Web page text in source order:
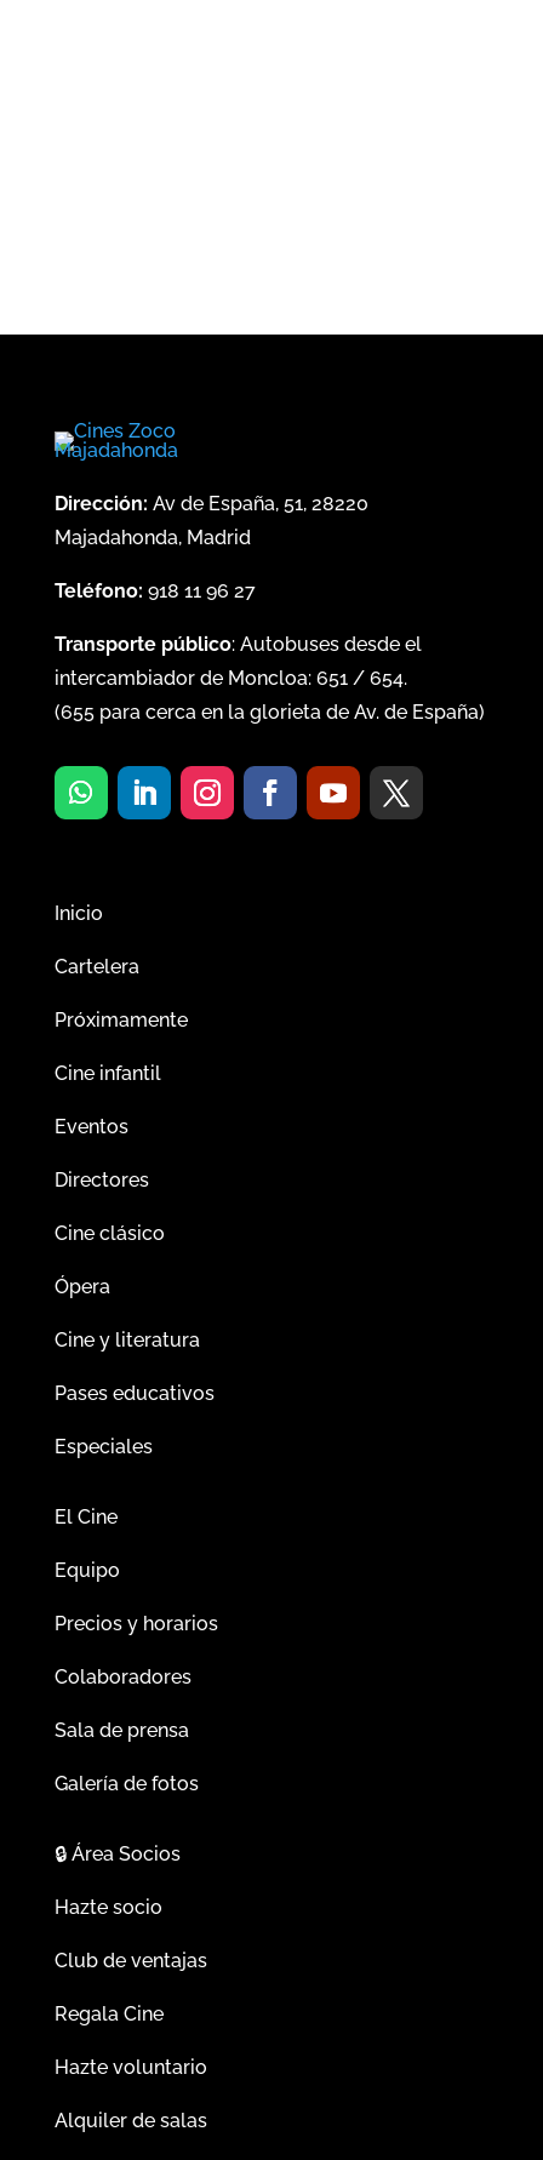
Dirección: Av de España, 51, 28220
Majadahonda, Madrid
Teléfono: 918 11 96 27
Transporte público: Autobuses desde el
intercambiador de Moncloa: 651/ 654.
(655para cerca en la glorieta de Av. de España)
Inicio
Cartelera
Próximamente
Cine infantil
Eventos
Directores
Cine clásico
Ópera
Cine y literatura
Pases educativos
Especiales
El Cine
Equipo
Precios y horarios
Colaboradores
Sala de prensa
Galería de fotos
🔒Área Socios
Hazte socio
Club de ventajas
Regala Cine
Hazte voluntario
Alquiler de salas